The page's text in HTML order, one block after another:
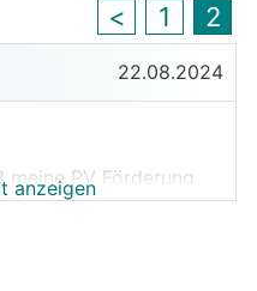
< 1 2
22.08.2024
PV Förderung
beantragt.
anzeigen